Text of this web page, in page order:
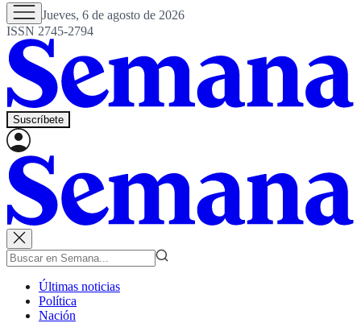
Jueves, 6 de agosto de 2026
ISSN 2745-2794
Suscríbete
Últimas noticias
Política
Nación